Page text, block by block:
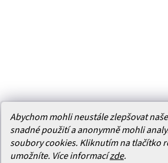
Abychom mohli neustále zlepšovat
snadné použití a anonymně mohli
soubory cookies. Kliknutím na tlačítko
umožníte. Více informacízde.